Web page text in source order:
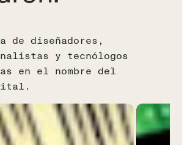
169 4° piso,
V Secc,
29680
España
de diseñadores,
y tecnólogos
en el nombre del